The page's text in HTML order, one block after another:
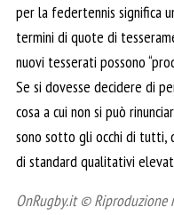
per la federtennis significa
termini di quote di
nuovi tesserati possono
Se si dovesse decidere di
cosa a cui non si può
sono sotto gli occhi di tutti,
di standard qualitativi
OnRugby.it © Riproduzione